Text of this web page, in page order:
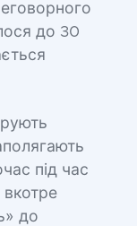
до 30
під час
вкотре
до